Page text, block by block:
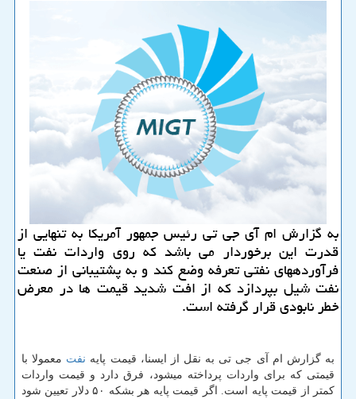
به گزارش ام آی جی تی رئیس جمهور آمریكا به تنهایی از
قدرت این برخوردار می باشد كه روی واردات نفت یا
فرآوردههای نفتی تعرفه وضع كند و به پشتیبانی از صنعت
نفت شیل بپردازد كه از افت شدید قیمت ها در معرض
خطر نابودی قرار گرفته است.
به گزارش ام آی جی تی به نقل از ایسنا، قیمت پایه نفت معمولا با
قیمتی كه برای واردات پرداخته میشود، فرق دارد و قیمت واردات
كمتر از قیمت پایه است. اگر قیمت پایه هر بشكه ۵۰ دلار تعیین شود